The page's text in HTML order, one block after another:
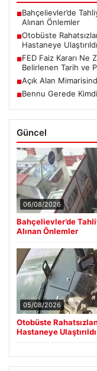
■Bahçelievler’de
Alınan Önlemler
■Otobüste
Hastaneye Ulaştırıldı
■FED Faiz Kararı Ne
Belirlenen Tarih ve
■Açık Alan
■Bennu Gerede
Güncel
06/08/2026
Bahçelievler’de
Alınan Önlemler
05/08/2026
Otobüste
Hastaneye Ulaştırıldı